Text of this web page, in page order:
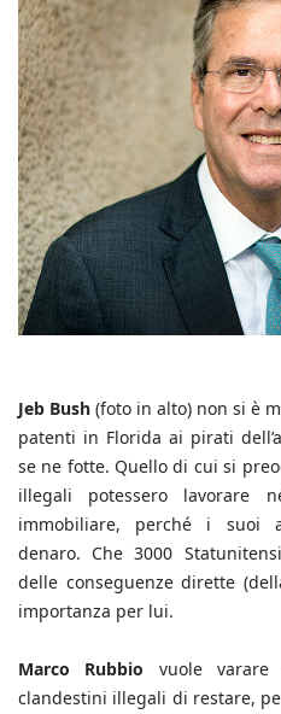
Jeb Bush (foto in alto) non si è
patenti in Florida ai pirati
se ne fotte. Quello di cui si
illegali potessero lavorare
immobiliare, perché i suoi
denaro. Che 3000
delle conseguenze dirette
importanza per lui.
Marco Rubbio vuole varare
clandestini illegali di restare,